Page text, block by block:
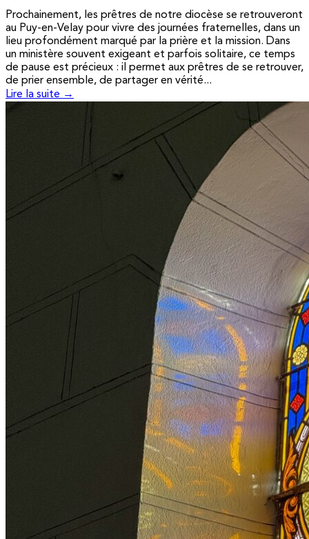
Prochainement, les prêtres de notre diocèse se retrouveront
au Puy-en-Velay pour vivre des journées fraternelles, dans un
lieu profondément marqué par la prière et la mission. Dans
un ministère souvent exigeant et parfois solitaire, ce temps
de pause est précieux : il permet aux prêtres de se retrouver,
de prier ensemble, de partager en vérité...
Lire la suite →